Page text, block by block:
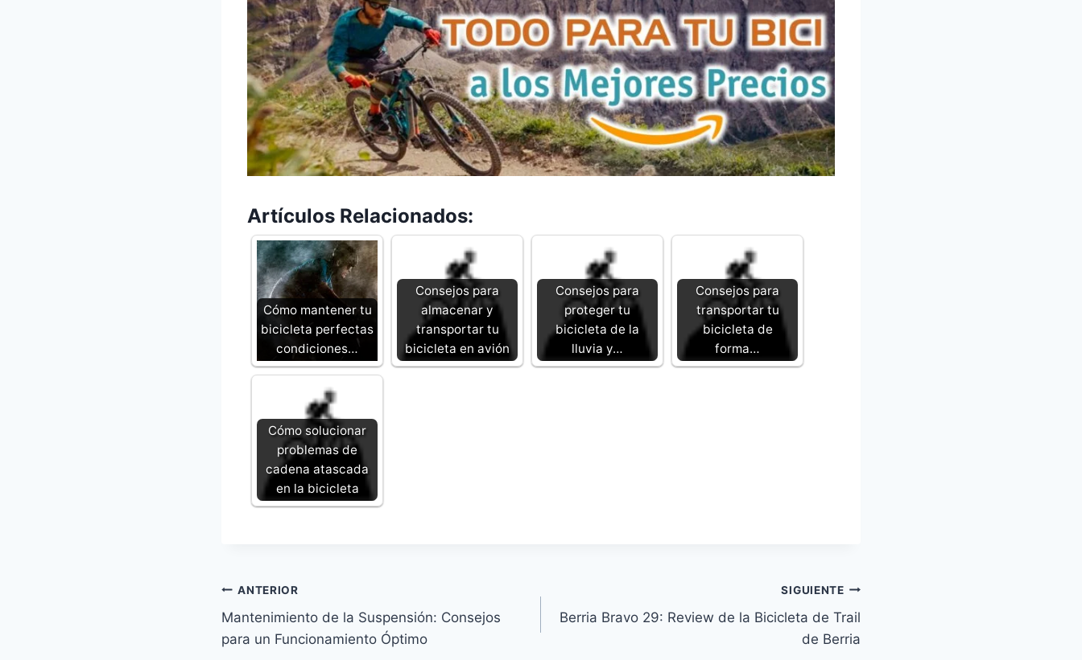
Artículos Relacionados:
Cómo mantener tu
bicicleta perfectas
condiciones…
Consejos para
almacenar y
transportar tu
bicicleta en avión
Consejos para
proteger tu
bicicleta de la
lluvia y…
Consejos para
transportar tu
bicicleta de
forma…
Cómo solucionar
problemas de
cadena atascada
en la bicicleta
Navegación
de
ANTERIOR
Mantenimiento de la Suspensión: Consejos
para un Funcionamiento Óptimo
SIGUIENTE
Berria Bravo 29: Review de la Bicicleta de Trail
de Berria